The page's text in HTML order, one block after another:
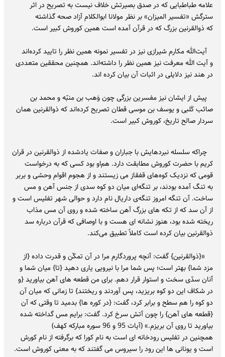
علامه طباطبایی که در صدق بصیرتش خلاف نیست به تصریح در اثر
سترگش «تفسیر المیزان» بر نظر مولانا ابوالکلام آزاد صحه گذاشته
که ذوالقرنین بزرگ که در قرآن آمده است همین کوروش کبیر است.
آیت‌الله مکارم شیرازی نیز در تفسیر نمونه همین نظر را تایید کرده‌اند
و آیت الله معرفت نیز همین نظر را داشته‌اند. همچنین محققین متعددی
در هند نیز دلایلی در اثبات آن بیان کرده اند.
پیش از ایشان نیز مفسرین بزرگی چون وَهب بن منبّه و محمد بن
صائب کَلبی و یوسف بن موسی قطان تصریح کرده‌اند که ذوالقرنین همان
سردار صالح تاریخ، کوروش کبیر است.
چراکه سلسله نبردهایش با جباران و صفات یادشده از ذوالقرنین در قران
کریم با حضرت کوروش مطابقت دارد. هم‌او بود کسی که به درخواست
قومی که نزدیک کوه‌های قفقاز می زیستند و از هجوم اقوام وحشی و بربر
به تنگ آمده بودند، بر تنگه‌ای میان دو کوه سدی از جنس آهن و مس
ساخت. آن تنگه امروز تنگه‌ی داریال نام دارد و حوالی شهر تفلیس است و
از آن سد که از تکه های بزرگ آهن ساخته شده و روی آن مس مذاب
ریخته شده بود، هنوز نشانه ای هست و با اوصافی که قرآن درباره سد
ذوالقرنین بیان کرده است کاملاً تطبیق می‌کند.
«{ذوالقرنین} گفت: آنچه پروردگارم مرا در آن تمکّن و قدرت داده {از
مزد شما} بهتر است؛ پس شما مرا با نیرویی یاری دهید {تا} میان شما و
آنان سدّی سخت و استوار قرار دهم. برای من قطعه های آهن بیاورید {و
در شکاف این دو کوه بریزید، پس آوردند و ریختند} تا زمانی که میان آن
دو کوه را هم سطح و برابر کرد، گفت: {در کوره ها} بدمید تا وقتی که آن
{قطعه های آهن} را چون آتش سرخ کرد. گفت: برایم مس گداخته شده
بیاورید تا روی آن بریزم.» (آیات 95 و 96 سوره مبارکه کهف)
همچنین در تفلیس رودخانه ای است به نام کورا که برگرفته از نام کورش
است و یونانی ها این رود را سیروس می گفتند که به معنی کوروش است.